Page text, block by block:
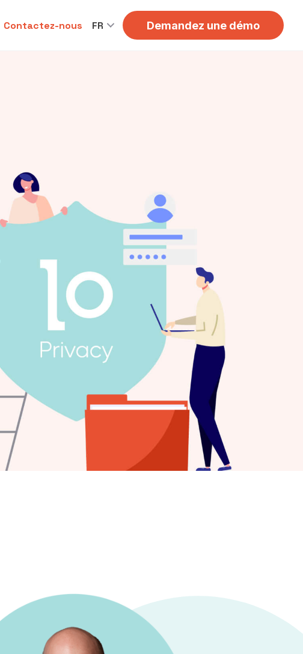
Contactez-nous FR Demandez une démo